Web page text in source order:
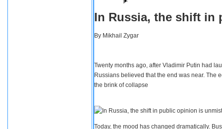
In Russia, the shift in
By Mikhail Zygar
Twenty months ago, after Vladimir Putin had
Russians believed that the end was near. The
the brink of collapse
Today, the mood has changed dramatically.